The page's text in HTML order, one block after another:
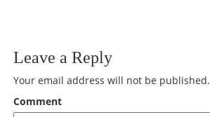
Leave a Reply
Your email address will not be published.
Comment